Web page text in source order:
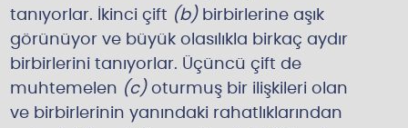
tanıyorlar. İkinci çift (b)birbirlerine aşık
görünüyor ve büyük olasılıkla birkaç aydır
birbirlerini tanıyorlar. Üçüncü çift de
muhtemelen (c)oturmuş bir ilişkileri olan
ve birbirlerinin yanındaki rahatlıklarından